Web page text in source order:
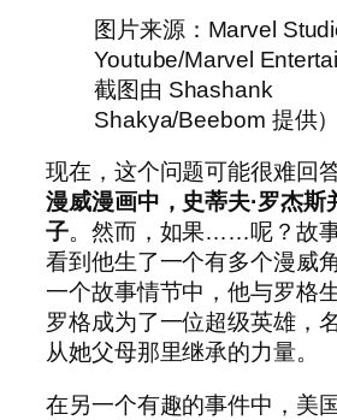
图片来源：Marvel
Youtube/Marvel
截图由 Shashank
Shakya/Beebom 提供）
现在，这个问题可能很难回
漫威漫画中，史蒂夫·罗杰斯
子。然而，如果……呢？故
看到他生了一个有多个漫威
一个故事情节中，他与罗格
罗格成为了一位超级英雄，
从她父母那里继承的力量。
在另一个有趣的事件中，美